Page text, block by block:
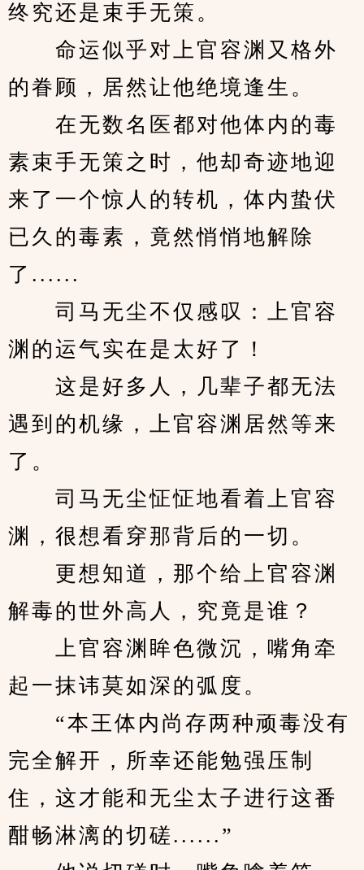
终究还是束手无策。
命运似乎对上官容渊又格外
的眷顾，居然让他绝境逢生。
在无数名医都对他体内的毒
素束手无策之时，他却奇迹地迎
来了一个惊人的转机，体内蛰伏
已久的毒素，竟然悄悄地解除
了......
司马无尘不仅感叹：上官容
渊的运气实在是太好了！
这是好多人，几辈子都无法
遇到的机缘，上官容渊居然等来
了。
司马无尘怔怔地看着上官容
渊，很想看穿那背后的一切。
更想知道，那个给上官容渊
解毒的世外高人，究竟是谁？
上官容渊眸色微沉，嘴角牵
起一抹讳莫如深的弧度。
“本王体内尚存两种顽毒没有
完全解开，所幸还能勉强压制
住，这才能和无尘太子进行这番
酣畅淋漓的切磋......”